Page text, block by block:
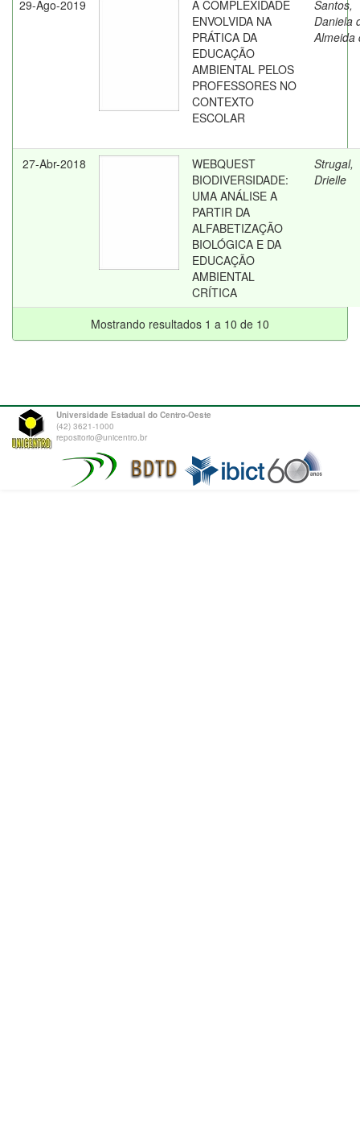
29-Ago-2019
A COMPLEXIDADE
ENVOLVIDA NA
PRÁTICA DA
EDUCAÇÃO
AMBIENTAL PELOS
PROFESSORES NO
CONTEXTO
ESCOLAR
Santos,
Daniela
Almeida
27-Abr-2018
WEBQUEST
BIODIVERSIDADE:
UMA ANÁLISE A
PARTIR DA
ALFABETIZAÇÃO
BIOLÓGICA E DA
EDUCAÇÃO
AMBIENTAL
CRÍTICA
Strugal,
Drielle
Mostrando resultados 1 a 10 de 10
Universidade Estadual do Centro-Oeste
(42) 3621-1000
repositorio@unicentro.br